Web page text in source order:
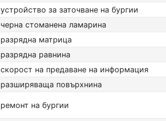
устройство за заточване на бургии
черна стоманена ламарина
разрядна матрица
разрядна равнина
скорост на предаване на информация
разширяваща повърхнина
ремонт на бургии